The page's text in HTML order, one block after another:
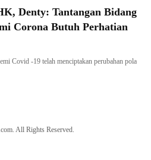
Denty: Tantangan Bidang
Corona Butuh Perhatian
Covid -19 telah menciptakan perubahan pola
All Rights Reserved.